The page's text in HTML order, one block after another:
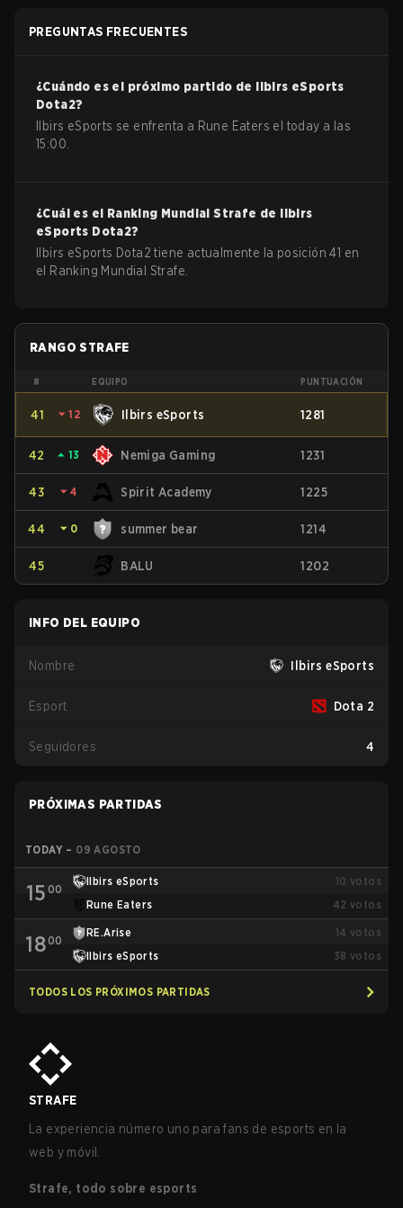
PREGUNTAS FRECUENTES
¿Cuándo es el próximo partido de Ilbirs eSports
Dota2?
Ilbirs eSports se enfrenta a Rune Eaters el today a las
15:00.
¿Cuál es el Ranking Mundial Strafe de Ilbirs
eSports Dota2?
Ilbirs eSports Dota2 tiene actualmente la posición 41 en
el Ranking Mundial Strafe.
RANGO STRAFE
# EQUIPO PUNTUACIÓN
41 ⏷ 12 Ilbirs eSports 1281
42 ⏶ 13 Nemiga Gaming 1231
43 ⏷ 4 Spirit Academy 1225
44 ⏷ 0 summer bear 1214
45 BALU 1202
INFO DEL EQUIPO
Nombre Ilbirs eSports
Esport Dota 2
Seguidores 4
PRÓXIMAS PARTIDAS
TODAY – 09 AGOSTO
15 00
Ilbirs eSports 10 votos
Rune Eaters
42 votos
1800
RE.Arise 14 votos
Ilbirs eSports
38 votos
TODOS LOS PRÓXIMOS PARTIDAS
STRAFE
La experiencia número uno para fans de esports en la
web y móvil.
Strafe, todo sobre esports